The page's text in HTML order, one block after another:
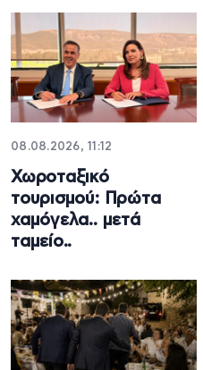
08.08.2026, 11:12
Χωροταξικό
τουρισμού: Πρώτα
χαμόγελα.. μετά
ταμείο..